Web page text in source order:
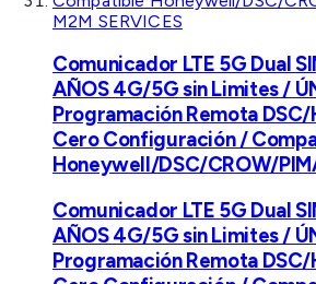
M2M SERVICES
Comunicador LTE 5G Dual
AÑOS 4G/5G sin Limites /
Programación Remota DSC/
Cero Configuración /
Honeywell/DSC/CROW/
Comunicador LTE 5G Dual
AÑOS 4G/5G sin Limites /
Programación Remota DSC/